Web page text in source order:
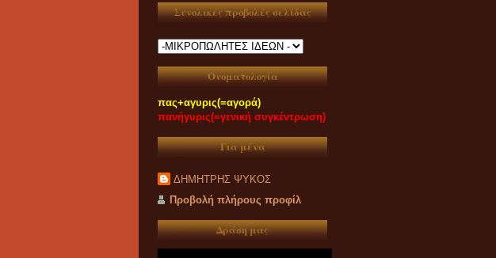
Συνολικές προβολές σελίδας
Ονοματολογία
πας+αγυρις(=αγορά)
πανήγυρις(=γενική συγκέντρωση)
Για μένα
ΔΗΜΗΤΡΗΣ ΨΥΚΟΣ
Προβολή πλήρους προφίλ
Δράση μας